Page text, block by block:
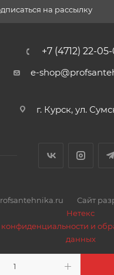
на рассылку
+7 (4712) 22-
e-
г. Курск, ул.
Сайт
Нетекс
и
данных